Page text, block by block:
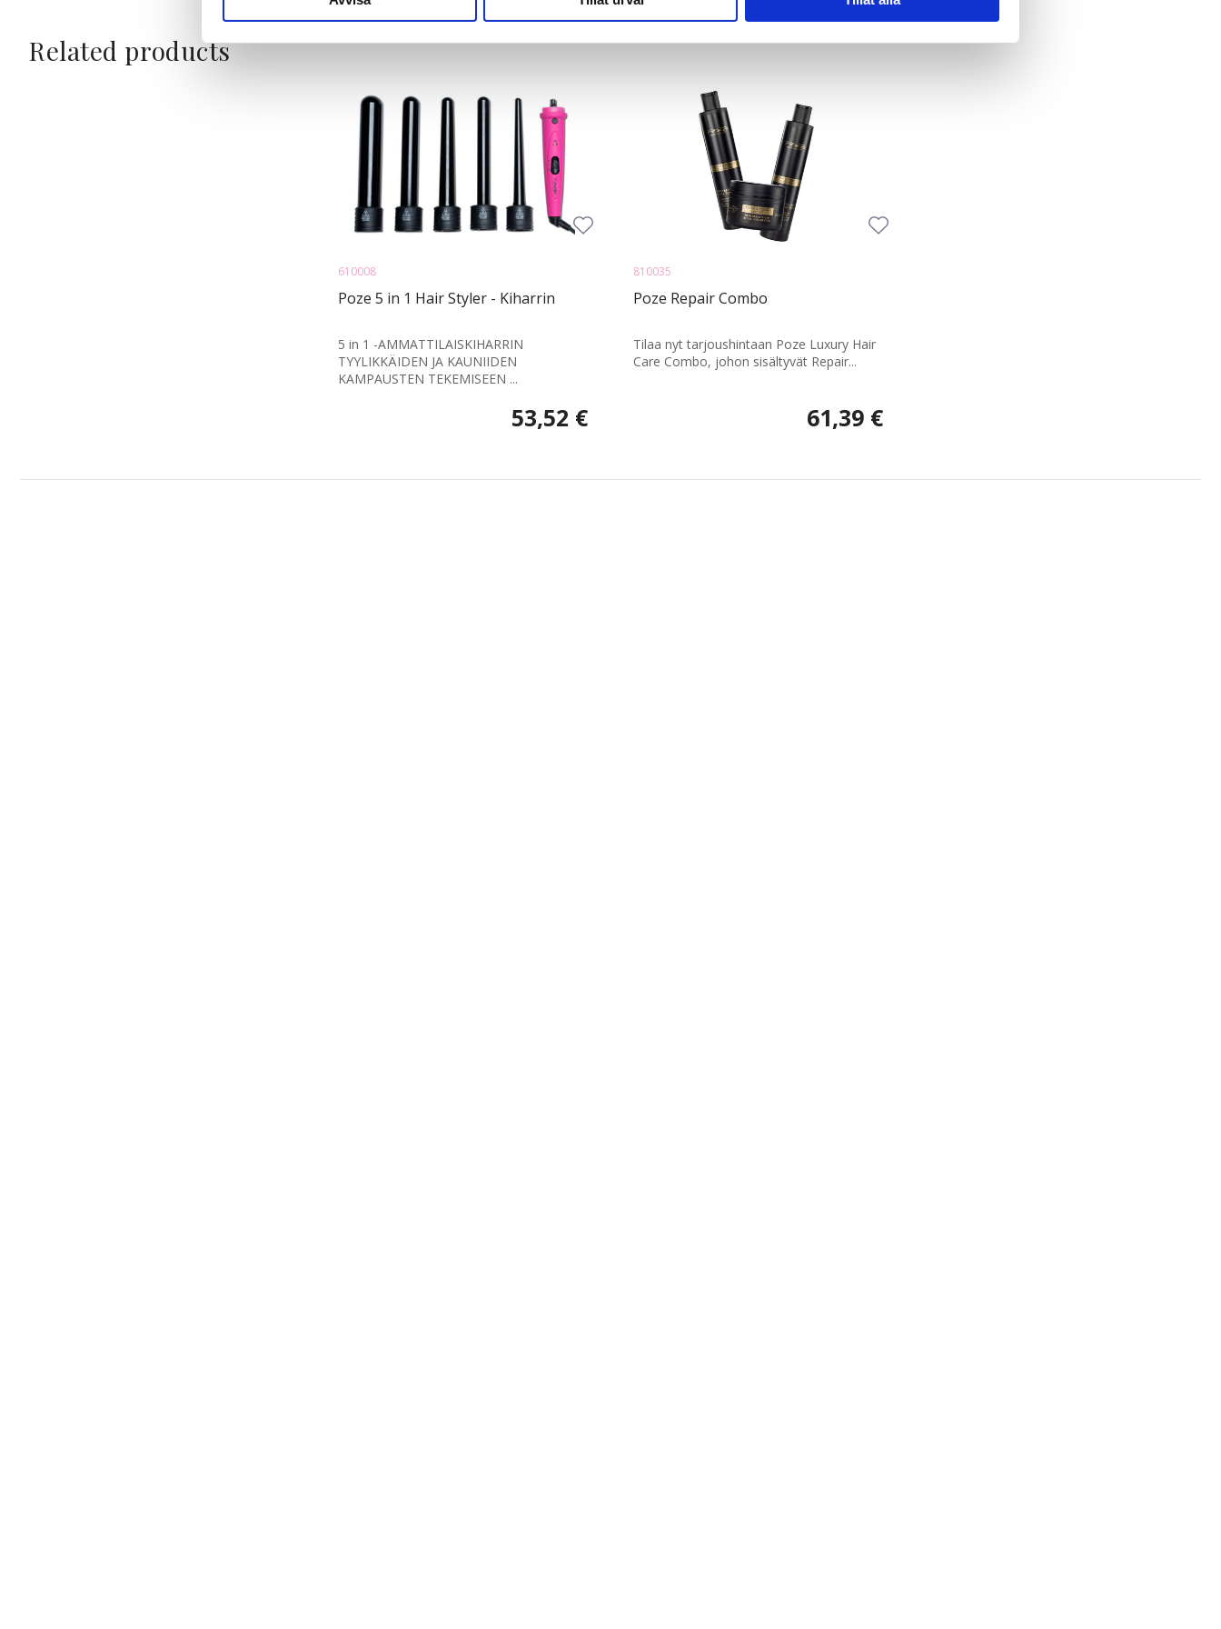
med annan information som du har tillhandahållit eller som de har samlat in när du har använt deras tjänster.
Related products
610008
Poze 5 in 1 Hair Styler - Kiharrin
5 in 1 -AMMATTILAISKIHARRIN
TYYLIKKÄIDEN JA KAUNIIDEN
KAMPAUSTEN TEKEMISEEN ...
53,52 €
810035
Poze Repair Combo
Tilaa nyt tarjoushintaan Poze Luxury Hair
Care Combo, johon sisältyvät Repair...
61,39 €